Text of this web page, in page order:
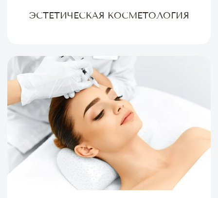
ЭСТЕТИЧЕСКАЯ КОСМЕТОЛОГИЯ